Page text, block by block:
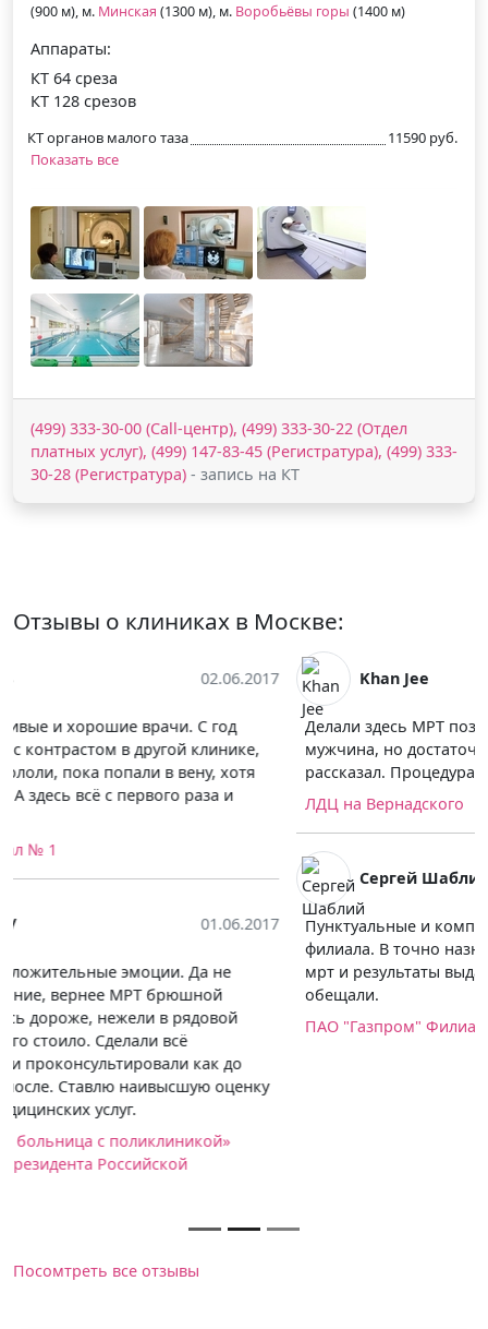
(900 м), м. Минская (1300 м), м. Воробьёвы горы (1400 м)
Аппараты:
КТ 64 среза
КТ 128 срезов
КТ органов малого таза
11590 руб.
Показать все
(499) 333-30-00 (Call-центр), (499) 333-30-22 (Отдел
платных услуг), (499) 147-83-45 (Регистратура), (499) 333-
30-28 (Регистратура) - запись на КТ
Отзывы о клиниках в Москве:
15.05.2017
Делали здесь МРТ позвоночника, врач - молодой
мужчина, но достаточно грамотный, все подробно
рассказал. Процедура длилась где-то 20 минут.
ЛДЦ на Вернадского
Сергей Шаблий 02.06.2017
Пунктуальные и компетентные врачи и весь персонал
филиала. В точно назначенное время мне провели
мрт и результаты выдали ровно через 35 минут, как и
обещали.
ПАО "Газпром" Филиал № 1
Посомтреть все отзывы
длительности исследования,